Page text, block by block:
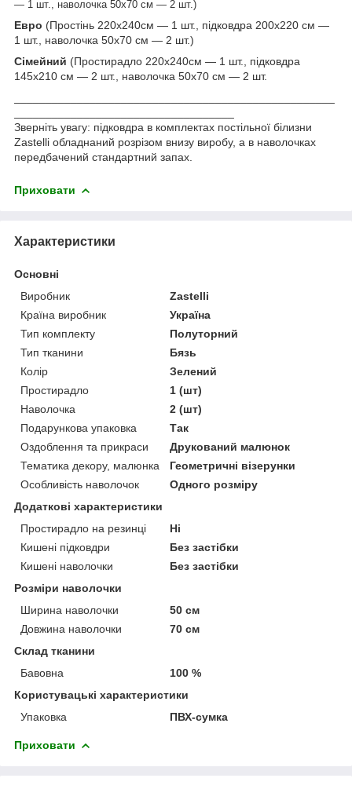
— 1 шт., наволочка 50х70 см — 2 шт.)
Евро (Простінь 220х240см — 1 шт., підковдра 200х220 см —
1 шт., наволочка 50х70 см — 2 шт.)
Сімейний (Простирадло 220х240см — 1 шт., підковдра
145х210 см — 2 шт., наволочка 50х70 см — 2 шт.
Зверніть увагу: підковдра в комплектах постільної білизни
Zastelli обладнаний розрізом внизу виробу, а в наволочках
передбачений стандартний запах.
Приховати
Характеристики
Основні
Виробник
Zastelli
Країна виробник
Україна
Тип комплекту
Полуторний
Тип тканини
Бязь
Колір
Зелений
Простирадло
1 (шт)
Наволочка
2 (шт)
Подарункова упаковка
Так
Оздоблення та прикраси
Друкований малюнок
Тематика декору, малюнка
Геометричні візерунки
Особливість наволочок
Одного розміру
Додаткові характеристики
Простирадло на резинці
Ні
Кишені підковдри
Без застібки
Кишені наволочки
Без застібки
Розміри наволочки
Ширина наволочки
50 см
Довжина наволочки
70 см
Склад тканини
Бавовна
100 %
Користувацькі характеристики
Упаковка
ПВХ-сумка
Приховати